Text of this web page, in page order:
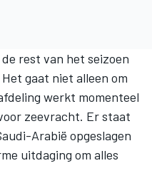
rest van het seizoen
gaat niet alleen om
werkt momenteel
zeevracht. Er staat
Arabië opgeslagen
uitdaging om alles